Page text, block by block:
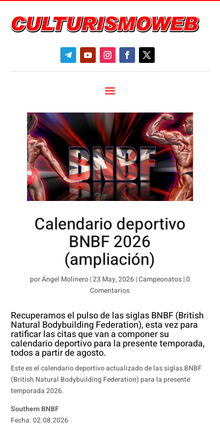
Calendario deportivo
BNBF 2026
(ampliación)
porÁngel Molinero|23 May, 2026|Campeonatos|0
Comentarios
Recuperamos el pulso de las siglas BNBF (British
Natural Bodybuilding Federation), esta vez para
ratificar las citas que van a componer su
calendario deportivo para la presente temporada,
todos a partir de agosto.
Este es el calendario deportivo actualizado de las siglas BNBF
(British Natural Bodybuilding Federation) para la presente
temporada 2026.
Southern BNBF
Fecha: 02.08.2026